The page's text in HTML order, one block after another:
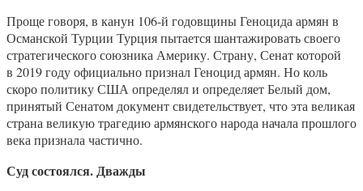
Проще говоря, в канун 106-й годовщины Геноцида армян в
Османской Турции Турция пытается шантажировать своего
стратегического союзника Америку. Страну, Сенат которой
в 2019 году официально признал Геноцид армян. Но коль
скоро политику США определял и определяет Белый дом,
принятый Сенатом документ свидетельствует, что эта великая
страна великую трагедию армянского народа начала прошлого
века признала частично.
Суд состоялся. Дважды